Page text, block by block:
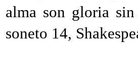
alma son gloria
soneto 14,